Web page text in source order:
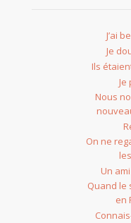
J’ai
Je
Ils
Nous
On ne
Un
Quand le
en